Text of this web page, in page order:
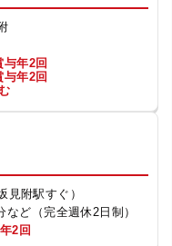
年2回
年2回
見附駅すぐ）
ど（完全週休2日制）
2回